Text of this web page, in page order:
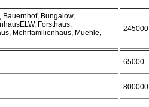
Bungalow,
Forsthaus,
Mehrfamilienhaus, Muehle,
245000
65000
800000